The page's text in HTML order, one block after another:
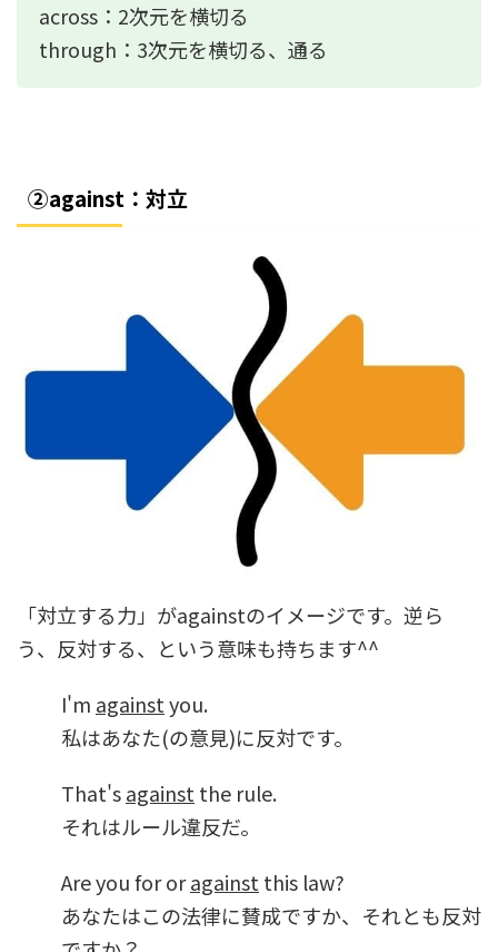
across：2次元を横切る
through：3次元を横切る、通る
②against：対立
「対立する力」がagainstのイメージです。逆ら
う、反対する、という意味も持ちます^^
I'm againstyou.
私はあなた(の意見)に反対です。
That'sagainst the rule.
それはルール違反だ。
Are you for oragainst this law?
あなたはこの法律に賛成ですか、それとも反対